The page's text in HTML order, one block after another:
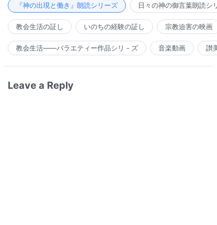
『神の出現と働き』朗読シリーズ 日々の神の御言葉朗読シ
教会生活の証し いのちの経験の証し 宗教迫害の映画
教会生活――バラエティー作品シリ－ズ 音楽動画 讃
Leave a Reply